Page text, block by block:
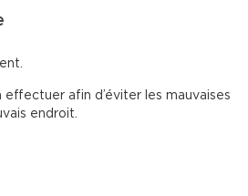
afin d’éviter les mauvaises
endroit.